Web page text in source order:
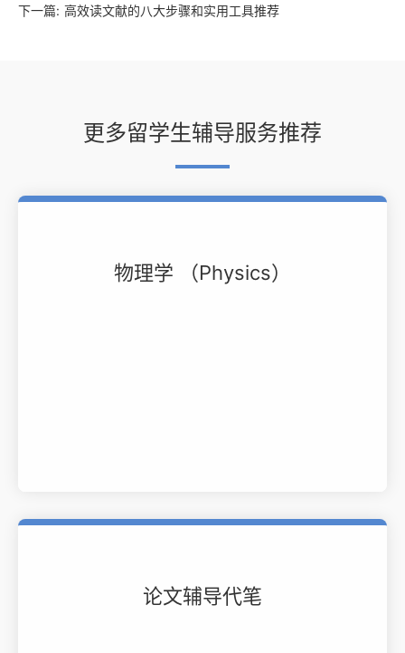
下一篇: 高效读文献的八大步骤和实用工具推荐
更多留学生辅导服务推荐
物理学 （Physics）
论文辅导代笔